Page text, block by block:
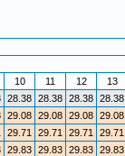
10 11 12 13
28.38 28.38 28.38 28.38
29.08 29.08 29.08 29.08
29.71 29.71 29.71 29.71
29.83 29.83 29.83 29.83